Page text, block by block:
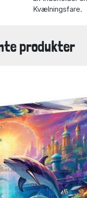
Kvælningsfare.
produkter